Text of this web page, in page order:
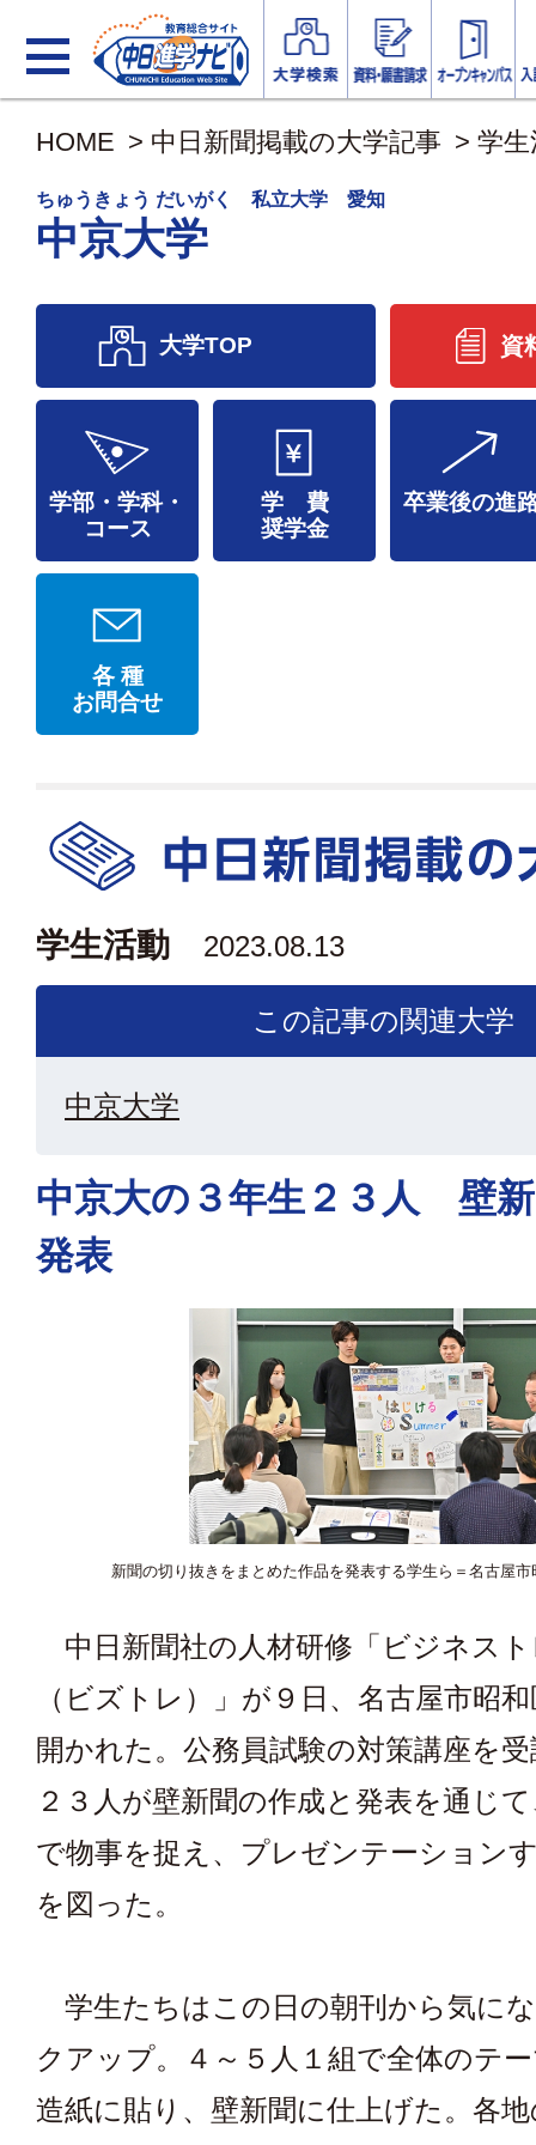
HOME > 中日新聞掲載の大学記事 > 学
ちゅうきょう だいがく 私立大学 愛知
中京大学
資
大学TOP
学部・学科・
コース
学 費
奨学金
卒業後の進
各 種
お問合せ
学生活動 2023.08.13
この記事の関連大学
中京大学
中京大の３年生２３人 壁
発表
新聞の切り抜きをまとめた作品を発表する学生ら＝名古屋
中日新聞社の人材研修「ビジネス
（ビズトレ）」が９日、名古屋市昭
開かれた。公務員試験の対策講座を
２３人が壁新聞の作成と発表を通じ
で物事を捉え、プレゼンテーション
を図った。
学生たちはこの日の朝刊から気に
クアップ。４～５人１組で全体のテ
造紙に貼り、壁新聞に仕上げた。各